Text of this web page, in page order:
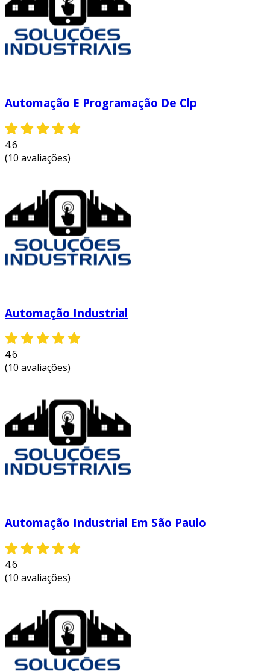
Automação E Programação De Clp
4.6
(10 avaliações)
Automação Industrial
4.6
(10 avaliações)
Automação Industrial Em São Paulo
4.6
(10 avaliações)